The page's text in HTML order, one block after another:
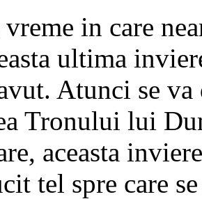
in care
ultima
Atunci se
Tronului lui
aceasta
tel spre care